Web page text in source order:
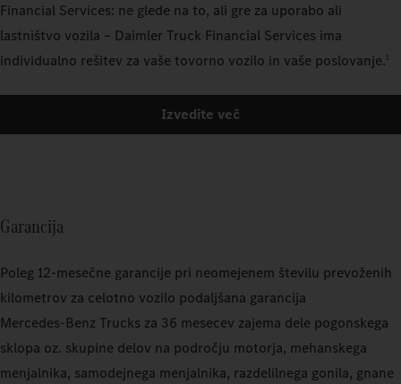
Financial Services: ne glede na to, ali gre za uporabo ali
lastništvo vozila – Daimler Truck Financial Services ima
individualno rešitev za vaše tovorno vozilo in vaše poslovanje.1
Izvedite več
Garancija
Poleg 12-mesečne garancije pri neomejenem številu prevoženih
kilometrov za celotno vozilo podaljšana garancija
Mercedes‑Benz Trucks za 36 mesecev zajema dele pogonskega
sklopa oz. skupine delov na področju motorja, mehanskega
menjalnika, samodejnega menjalnika, razdelilnega gonila, gnane